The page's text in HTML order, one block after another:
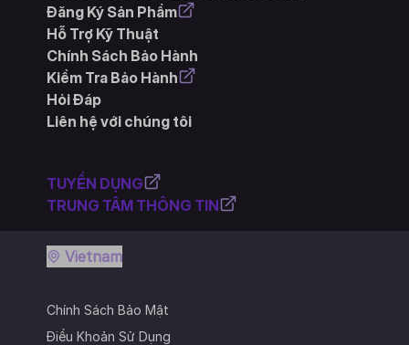
Đăng Ký Sản Phẩm
Hỗ Trợ Kỹ Thuật
Chính Sách Bảo Hành
Kiểm Tra Bảo Hành
Hỏi Đáp
Liên hệ với chúng tôi
TUYỂN DỤNG
TRUNG TÂM THÔNG TIN
Chính Sách Bảo Mật
Điều Khoản Sử Dụng
Vietnam